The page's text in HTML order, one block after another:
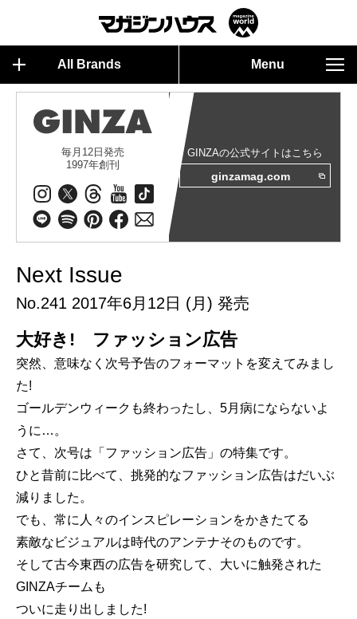
All Brands Menu
毎月12日発売
1997年創刊
GINZAの公式サイトはこちら
ginzamag.com
Next Issue
No.241 2017年6月12日 (月) 発売
大好き! ファッション広告
突然、意味なく次号予告のフォーマットを変えてみまし
た!
ゴールデンウィークも終わったし、5月病にならないよ
うに…。
さて、次号は「ファッション広告」の特集です。
ひと昔前に比べて、挑発的なファッション広告はだいぶ
減りました。
でも、常に人々のインスピレーションをかきたてる
素敵なビジュアルは時代のアンテナそのものです。
そして古今東西の広告を研究して、大いに触発された
GINZAチームも
ついに走り出しました!